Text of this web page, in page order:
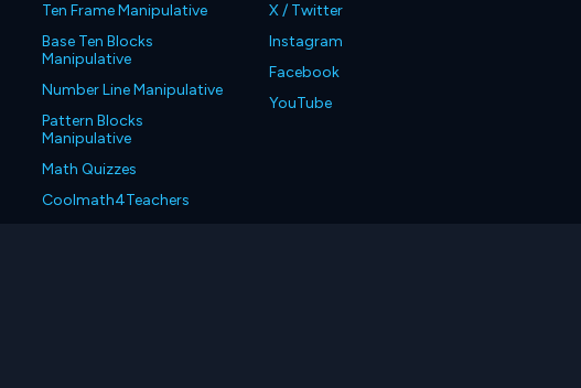
Ten Frame Manipulative
Base Ten Blocks
Manipulative
Number Line Manipulative
Pattern Blocks
Manipulative
Math Quizzes
Coolmath4Teachers
X / Twitter
Instagram
Facebook
YouTube